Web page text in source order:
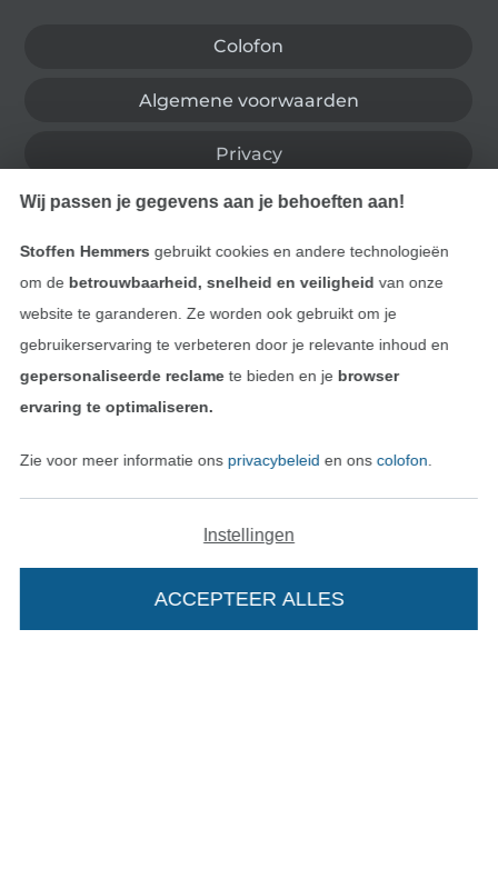
Colofon
Algemene voorwaarden
Privacy
Recht op retournering
Contact
Bestelling herroepen
Wij passen je gegevens aan je behoeften aan!
Stoffen Hemmers gebruikt cookies en andere technologieën
om de betrouwbaarheid, snelheid en veiligheid van onze
website te garanderen. Ze worden ook gebruikt om je
gebruikerservaring te verbeteren door je relevante inhoud en
gepersonaliseerde reclamete bieden en je browser
ervaring te optimaliseren.
Zie voor meer informatie ons privacybeleid en ons colofon
Instellingen
ACCEPTEER ALLES